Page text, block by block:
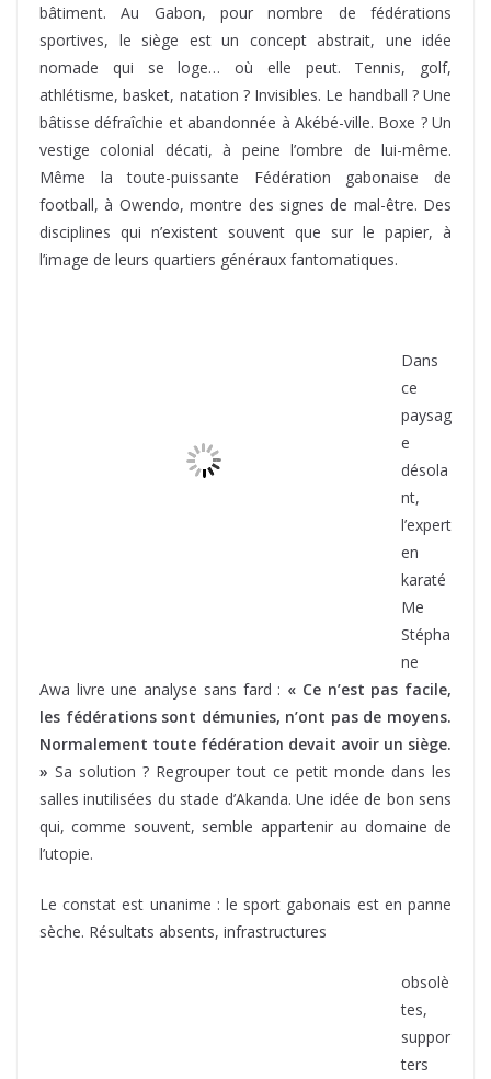
bâtiment. Au Gabon, pour nombre de fédérations
sportives, le siège est un concept abstrait, une idée
nomade qui se loge… où elle peut. Tennis, golf,
athlétisme, basket, natation ? Invisibles. Le handball ? Une
bâtisse défraîchie et abandonnée à Akébé-ville. Boxe ? Un
vestige colonial décati, à peine l’ombre de lui-même.
Même la toute-puissante Fédération gabonaise de
football, à Owendo, montre des signes de mal-être. Des
disciplines qui n’existent souvent que sur le papier, à
l’image de leurs quartiers généraux fantomatiques.
Dans
ce
paysag
e
désola
nt,
l’expert
en karaté Me Stéphane Awa livre une analyse sans fard
« Ce n’est pas facile, les fédérations sont démunies,
n’ont pas de moyens. Normalement toute
Sa solution ?
Regrouper tout ce petit monde dans les salles inutilisées
du stade d’Akanda. Une idée de bon sens qui, comme
souvent, semble appartenir au domaine de l’utopie.
Le constat est unanime : le sport gabonais est en panne
sèche. Résultats absents, infrastructures
suppor
usés.
Le
coupa
ble